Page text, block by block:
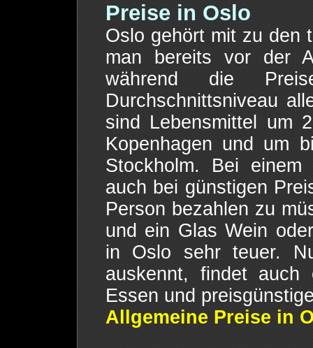
Preise in Oslo
Oslo gehört mit zu den
man bereits vor der
während die
Durchschnittsniveau
sind Lebensmittel um
Kopenhagen und um
Stockholm. Bei einem
auch bei günstigen
Person bezahlen zu
und ein Glas Wein
in Oslo sehr teuer.
auskennt, findet auch
Essen und
Allgemeine Preise in